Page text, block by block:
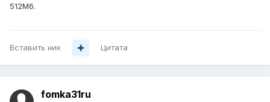
512Мб.
Вставить ник Цитата
fomka31ru